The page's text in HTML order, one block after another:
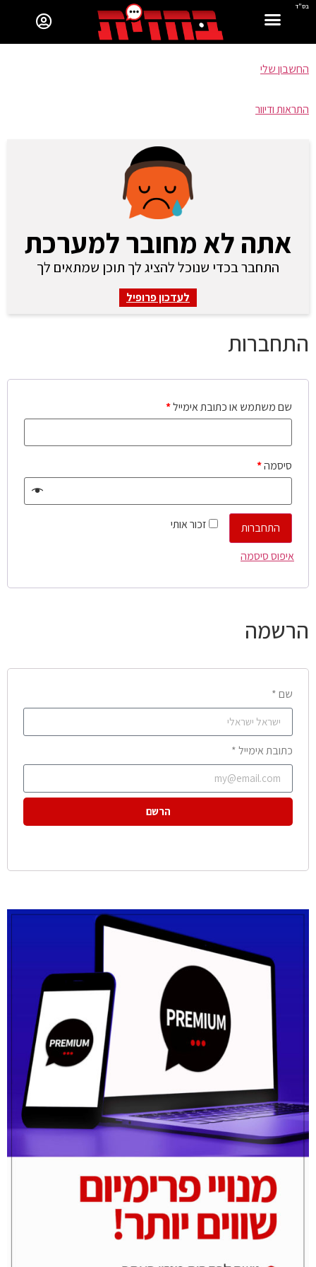
בס"ד
החשבון שלי
התראות ודיוור
אתה לא מחובר למערכת
התחבר בכדי שנוכל להציג לך תוכן שמתאים לך
לעדכון פרופיל
התחברות
שם משתמש או כתובת אימייל*
סיסמה*
זכור אותי
התחברות
איפוס סיסמה
הרשמה
שם *
כתובת אימייל *
הרשם